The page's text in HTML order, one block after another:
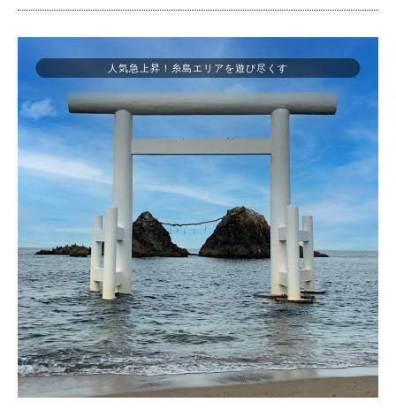
人気急上昇！糸島エリアを遊び尽くす